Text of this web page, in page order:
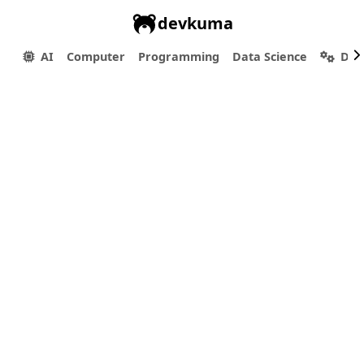
devkuma
AI Computer Programming Data Science